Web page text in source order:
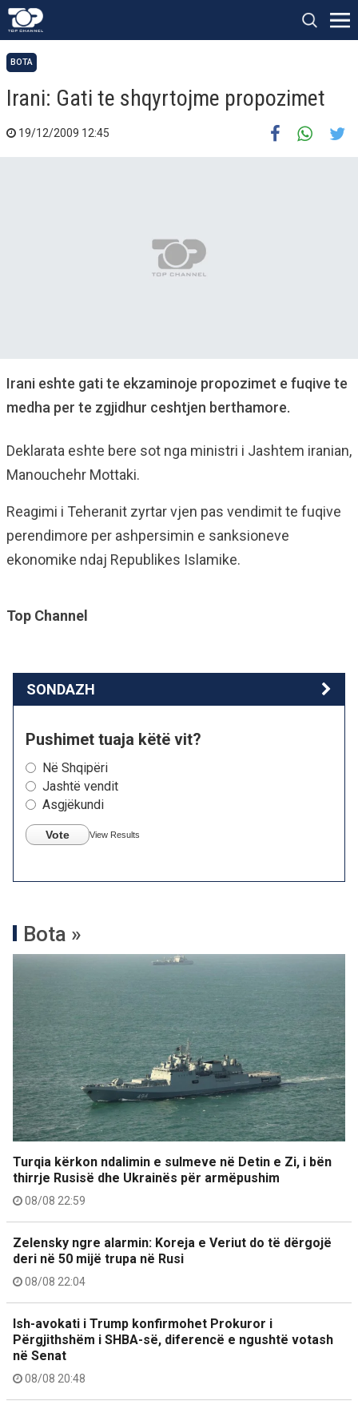
BOTA
Irani: Gati te shqyrtojme propozimet
19/12/2009 12:45
Irani eshte gati te ekzaminoje propozimet e fuqive te
medha per te zgjidhur ceshtjen berthamore.
Deklarata eshte bere sot nga ministri i Jashtem iranian,
Manouchehr Mottaki.
Reagimi i Teheranit zyrtar vjen pas vendimit te fuqive
perendimore per ashpersimin e sanksioneve
ekonomike ndaj Republikes Islamike.
Top Channel
SONDAZH
Pushimet tuaja këtë vit?
Në Shqipëri
Jashtë vendit
Asgjëkundi
Vote View Results
Bota »
Turqia kërkon ndalimin e sulmeve në Detin e Zi, i bën
thirrje Rusisë dhe Ukrainës për armëpushim
08/08 22:59
Zelensky ngre alarmin: Koreja e Veriut do të dërgojë
deri në 50 mijë trupa në Rusi
08/08 22:04
Ish-avokati i Trump konfirmohet Prokuror i
Përgjithshëm i SHBA-së, diferencë e ngushtë votash
në Senat
08/08 20:48